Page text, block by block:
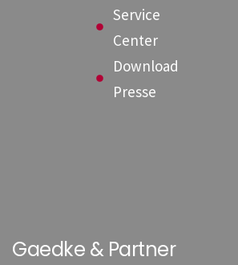
Service
Center
Download
Presse
Gaedke & Partner